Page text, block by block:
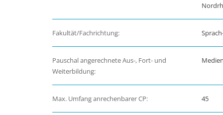
Fakultät/Fachrichtung:
Pauschal angerechnete Aus-, Fort- und
Weiterbildung:
Max. Umfang anrechenbarer CP: 45